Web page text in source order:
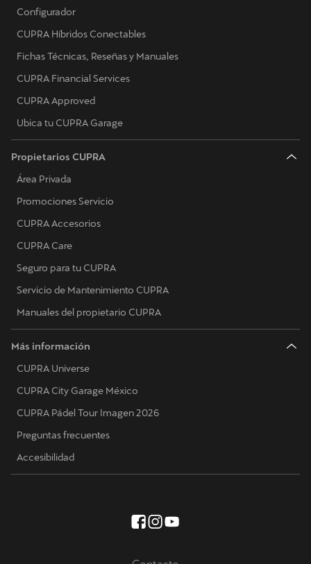
Configurador
CUPRA Híbridos Conectables
Fichas Técnicas, Reseñas y Manuales
CUPRA Financial Services
CUPRA Approved
Ubica tu CUPRA Garage
Propietarios CUPRA
Área Privada
Promociones Servicio
CUPRA Accesorios
CUPRA Care
Seguro para tu CUPRA
Servicio de Mantenimiento CUPRA
Manuales del propietario CUPRA
Más información
CUPRA Universe
CUPRA City Garage México
CUPRA Pádel Tour Imagen 2026
Preguntas frecuentes
Accesibilidad